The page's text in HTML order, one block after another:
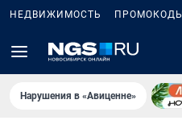
НЕДВИЖИМОСТЬ ПРОМОКОДЫ
Нарушения в «Авиценне»